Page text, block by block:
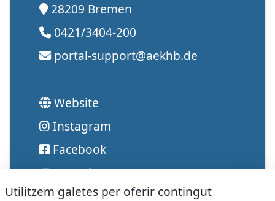
28209 Bremen
0421/3404-200
portal-support@aekhb.de
Website
Instagram
Facebook
Youtube
Utilitzem galetes per oferir contingut